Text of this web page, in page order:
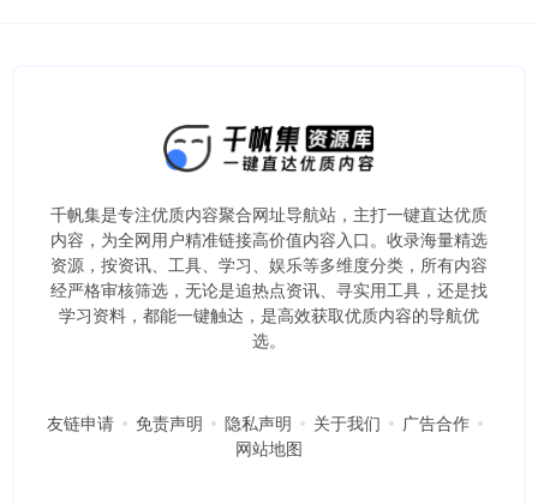
千帆集是专注优质内容聚合网址导航站，主打一键直达优质
内容，为全网用户精准链接高价值内容入口。​收录海量精选
资源，按资讯、工具、学习、娱乐等多维度分类，所有内容
经严格审核筛选，无论是追热点资讯、寻实用工具，还是找
学习资料，都能一键触达，是高效获取优质内容的导航优
选。
友链申请 免责声明 隐私声明 关于我们
广告合作
网站地图